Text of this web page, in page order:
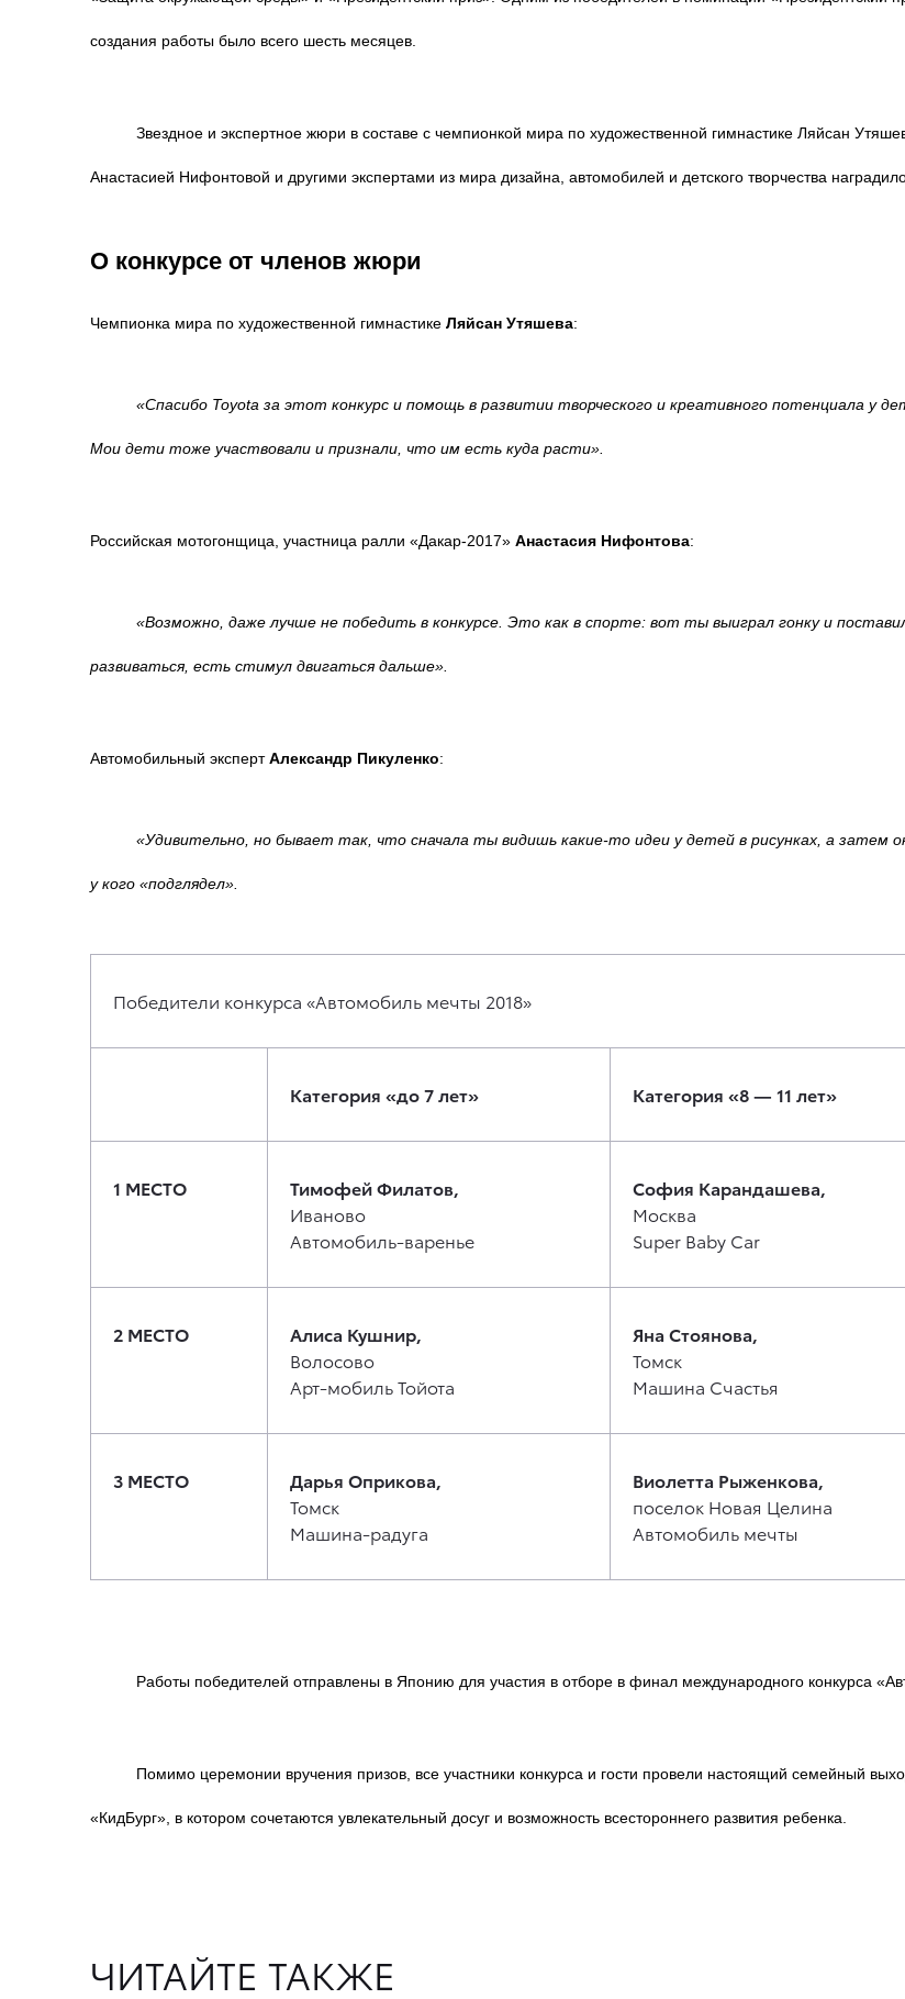
создания работы было всего шесть месяцев.
Звездное и экспертное жюри в составе с чемпионкой мира по художественной гимнастике Ляйсан
Анастасией Нифонтовой и другими экспертами из мира дизайна, автомобилей и детского творчества
О конкурсе от членов жюри
Чемпионка мира по художественной гимнастике Ляйсан Утяшева:
«Спасибо Toyota за этот конкурс и помощь в развитии творческого и креативного потенциала у
Мои дети тоже участвовали и признали, что им есть куда расти».
Российская мотогонщица, участница ралли «Дакар-2017» Анастасия Нифонтова:
«Возможно, даже лучше не победить в конкурсе. Это как в спорте: вот ты выиграл гонку и
развиваться, есть стимул двигаться дальше».
Автомобильный экспертАлександр Пикуленко:
«Удивительно, но бывает так, что сначала ты видишь какие-то идеи у детей в рисунках, а затем
у кого «подглядел».
Победители конкурса «Автомобиль мечты 2018»
Категория «до 7 лет» Категория «8 — 11 лет»
1 МЕСТО
Тимофей Филатов,
Иваново
Автомобиль-варенье
София Карандашева,
Москва
Super Baby Car
2 МЕСТО
Алиса Кушнир,
Волосово
Арт-мобиль Тойота
Яна Стоянова,
Томск
Машина Счастья
3 МЕСТО
Дарья Оприкова,
Томск
Машина-радуга
Виолетта Рыженкова,
поселок Новая Целина
Автомобиль мечты
Работы победителей отправлены в Японию для участия в отборе в финал международного конкурса
Помимо церемонии вручения призов, все участники конкурса и гости провели настоящий семейный
«КидБург», в котором сочетаются увлекательный досуг и возможность всестороннего развития ребенка.
ЧИТАЙТЕ ТАКЖЕ